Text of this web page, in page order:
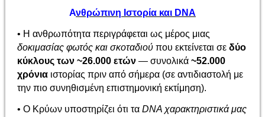
Ανθρώπινη Ιστορία και DNA
• Η ανθρωπότητα περιγράφεται ως μέρος μιας
δοκιμασίας φωτός και σκοταδιού που εκτείνεται σεδύο
κύκλους των ~26.000 ετών — συνολικά~52.000
χρόνια ιστορίας πριν από σήμερα (σε αντιδιαστολή με
την πιο συνηθισμένη επιστημονική εκτίμηση).
• Ο Κρύων υποστηρίζει ότι ταDNA χαρακτηριστικά μας